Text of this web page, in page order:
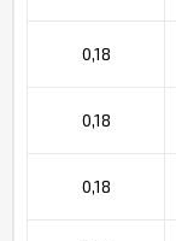
0,18
0,18
0,18